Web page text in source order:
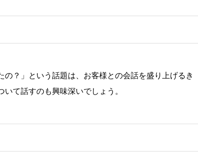
の？」という話題は、お客様との会話を盛り上げるき
て話すのも興味深いでしょう。